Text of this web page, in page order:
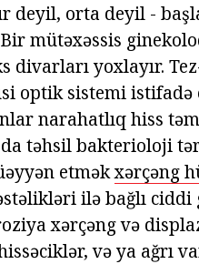
deyil, orta deyil -
Bir mütəxəssis
divarları yoxlayır.
optik sistemi istifadə
narahatlıq hiss
təhsil bakterioloji
etməkxərçəng
ilə bağlı
xərçəng və
və ya ağrı